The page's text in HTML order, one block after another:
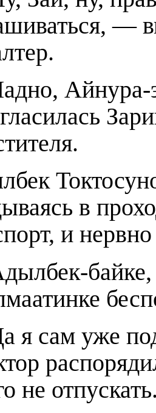
—
Айнура-
в
и
байке,
я сам уже
не